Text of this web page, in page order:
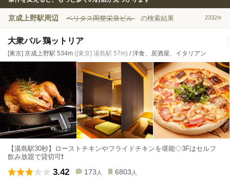
京成上野駅周辺 ベリタス岡埜栄泉ビル の検索結果 2332件
大衆バル 鶏ットリア
[東京] 京成上野駅 534m ([東京] 湯島駅 57m) / 洋食、居酒屋、イタリアン
【湯島駅30秒】ローストチキンやフライドチキンを堪能◇3Fはセルフ
飲み放題で貸切可❗️
3.42 173 人 6803 人